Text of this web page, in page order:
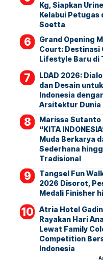
Kg, Siapkan
Kelabui Petugas
Soetta
Grand Opening
Court: Destinasi
Lifestyle Baru di
LDAD 2026:
dan Desain
Indonesia
Arsitektur Dunia
Marissa Sutanto
“KITA
Muda Berkarya
Sederhana
Tradisional
Tangsel Fun
2026 Disorot,
Medali Finisher
Atria Hotel
Rayakan Hari
Lewat Family
Competition
Indonesia
-